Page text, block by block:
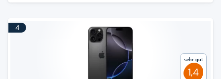
4
Sehr gut
1,4